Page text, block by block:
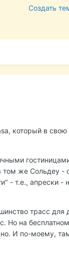
Создать
который в
же Сольдеу -
- т.е., апрески -
трасс для
Но на
И по-моему,